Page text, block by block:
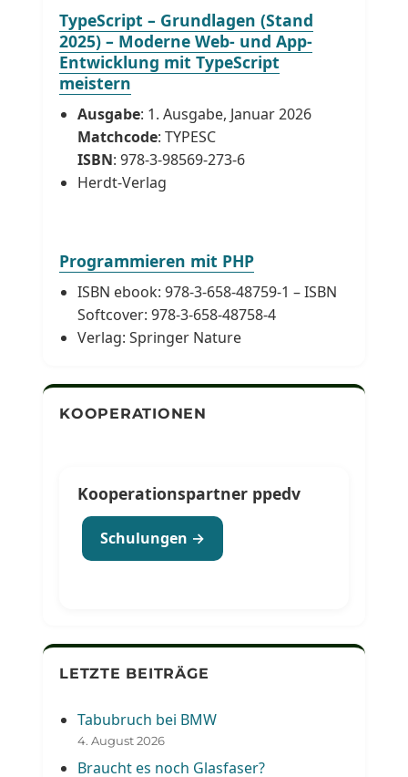
TypeScript – Grundlagen (Stand
2025) – Moderne Web- und App-
Entwicklung mit TypeScript
meistern
Ausgabe: 1. Ausgabe, Januar 2026
Matchcode: TYPESC
ISBN: 978-3-98569-273-6
Herdt-Verlag
Programmieren mit PHP
ISBN ebook: 978-3-658-48759-1 – ISBN
Softcover: 978-3-658-48758-4
Verlag: Springer Nature
KOOPERATIONEN
Kooperationspartner ppedv
Schulungen →
LETZTE BEITRÄGE
Tabubruch bei BMW
4. August 2026
Braucht es noch Glasfaser?